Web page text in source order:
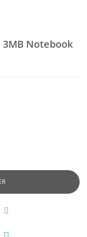
3MB Notebook